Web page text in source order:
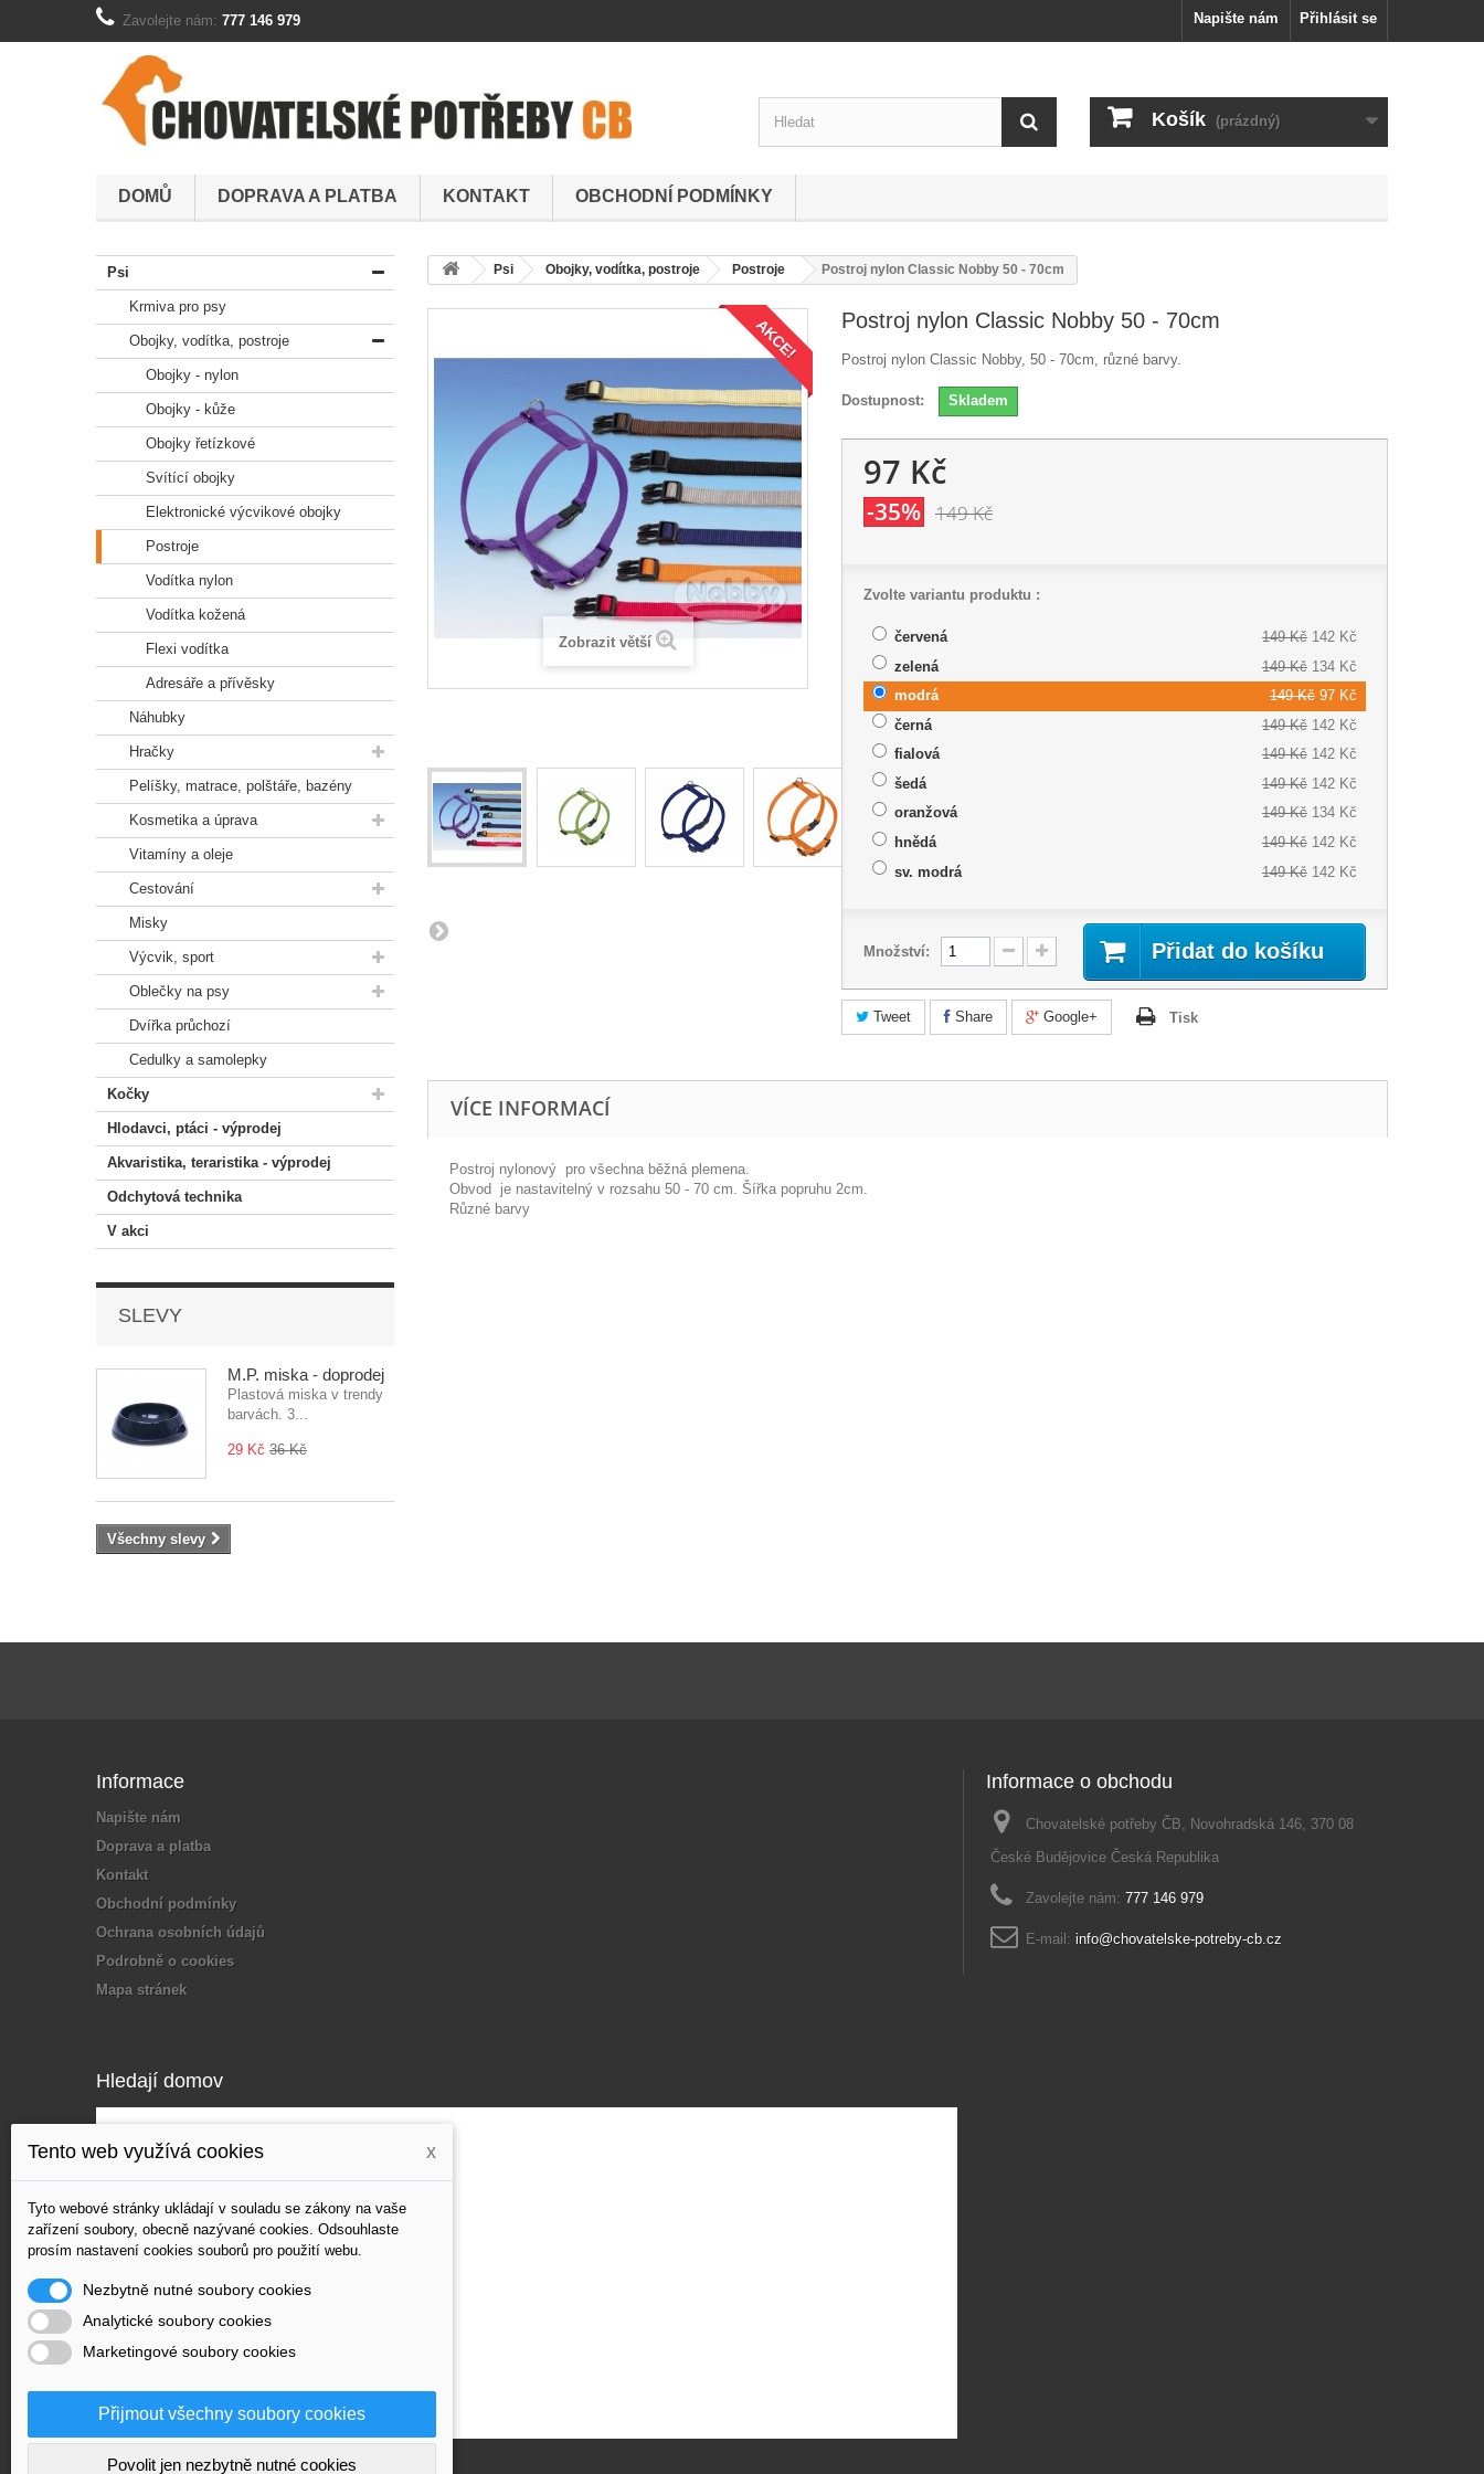
Přihlásit se
Napište nám
Zavolejte nám: 777 146 979
Košík (prázdný)
DOMŮ DOPRAVA A PLATBA KONTAKT OBCHODNÍ PODMÍNKY
Psi
Krmiva pro psy
Obojky, vodítka, postroje
Obojky - nylon
Obojky - kůže
Obojky řetízkové
Svítící obojky
Elektronické výcvikové obojky
Postroje
Vodítka nylon
Vodítka kožená
Flexi vodítka
Adresáře a přívěsky
Náhubky
Hračky
Pelíšky, matrace, polštáře, bazény
Kosmetika a úprava
Vitamíny a oleje
Cestování
Misky
Výcvik, sport
Oblečky na psy
Dvířka průchozí
Cedulky a samolepky
Kočky
Hlodavci, ptáci - výprodej
Akvaristika, teraristika - výprodej
Odchytová technika
V akci
SLEVY
M.P. miska - doprodej
Plastová miska v trendy
barvách. 3...
29 Kč 36 Kč
Všechny slevy
Psi Obojky, vodítka, postroje Postroje Postroj nylon Classic Nobby 50 - 70cm
AKCE!
Zobrazit větší
Postroj nylon Classic Nobby 50 - 70cm
Postroj nylon Classic Nobby, 50 - 70cm, různé barvy.
Dostupnost: Skladem
97 Kč
-35% 149 Kč
Zvolte variantu produktu :
červená 149 Kč142 Kč
zelená
149 Kč134 Kč
modrá
149 Kč97 Kč
černá
149 Kč142 Kč
fialová
149 Kč142 Kč
šedá
149 Kč142 Kč
oranžová
149 Kč134 Kč
hnědá
149 Kč142 Kč
sv. modrá
149 Kč142 Kč
Množství: Přidat do košíku
Tweet Share Google+ Tisk
VÍCE INFORMACÍ
Postroj nylonový pro všechna běžná plemena.
Obvod je nastavitelný v rozsahu 50 - 70 cm. Šířka popruhu 2cm.
Různé barvy
Informace
Napište nám
Doprava a platba
Kontakt
Obchodní podmínky
Ochrana osobních údajů
Podrobně o cookies
Mapa stránek
Informace o obchodu
Chovatelské potřeby ČB, Novohradská 146, 370 08
České Budějovice Česká Republika
Zavolejte nám: 777 146 979
E-mail: info@chovatelske-potreby-cb.cz
Hledají domov
Tento web využívá cookies x
Tyto webové stránky ukládají v souladu se zákony na vaše
zařízení soubory, obecně nazývané cookies. Odsouhlaste
prosím nastavení cookies souborů pro použití webu.
Nezbytně nutné soubory cookies
Analytické soubory cookies
Marketingové soubory cookies
Přijmout všechny soubory cookies
Povolit jen nezbytně nutné cookies